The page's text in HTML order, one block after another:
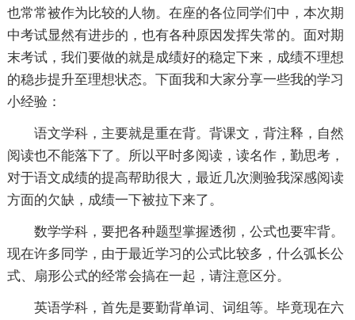
也常常被作为比较的人物。在座的各位同学们中，本次期
中考试显然有进步的，也有各种原因发挥失常的。面对期
末考试，我们要做的就是成绩好的稳定下来，成绩不理想
的稳步提升至理想状态。下面我和大家分享一些我的学习
小经验：
语文学科，主要就是重在背。背课文，背注释，自然
阅读也不能落下了。所以平时多阅读，读名作，勤思考，
对于语文成绩的提高帮助很大，最近几次测验我深感阅读
方面的欠缺，成绩一下被拉下来了。
数学学科，要把各种题型掌握透彻，公式也要牢背。
现在许多同学，由于最近学习的公式比较多，什么弧长公
式、扇形公式的经常会搞在一起，请注意区分。
英语学科，首先是要勤背单词、词组等。毕竟现在六